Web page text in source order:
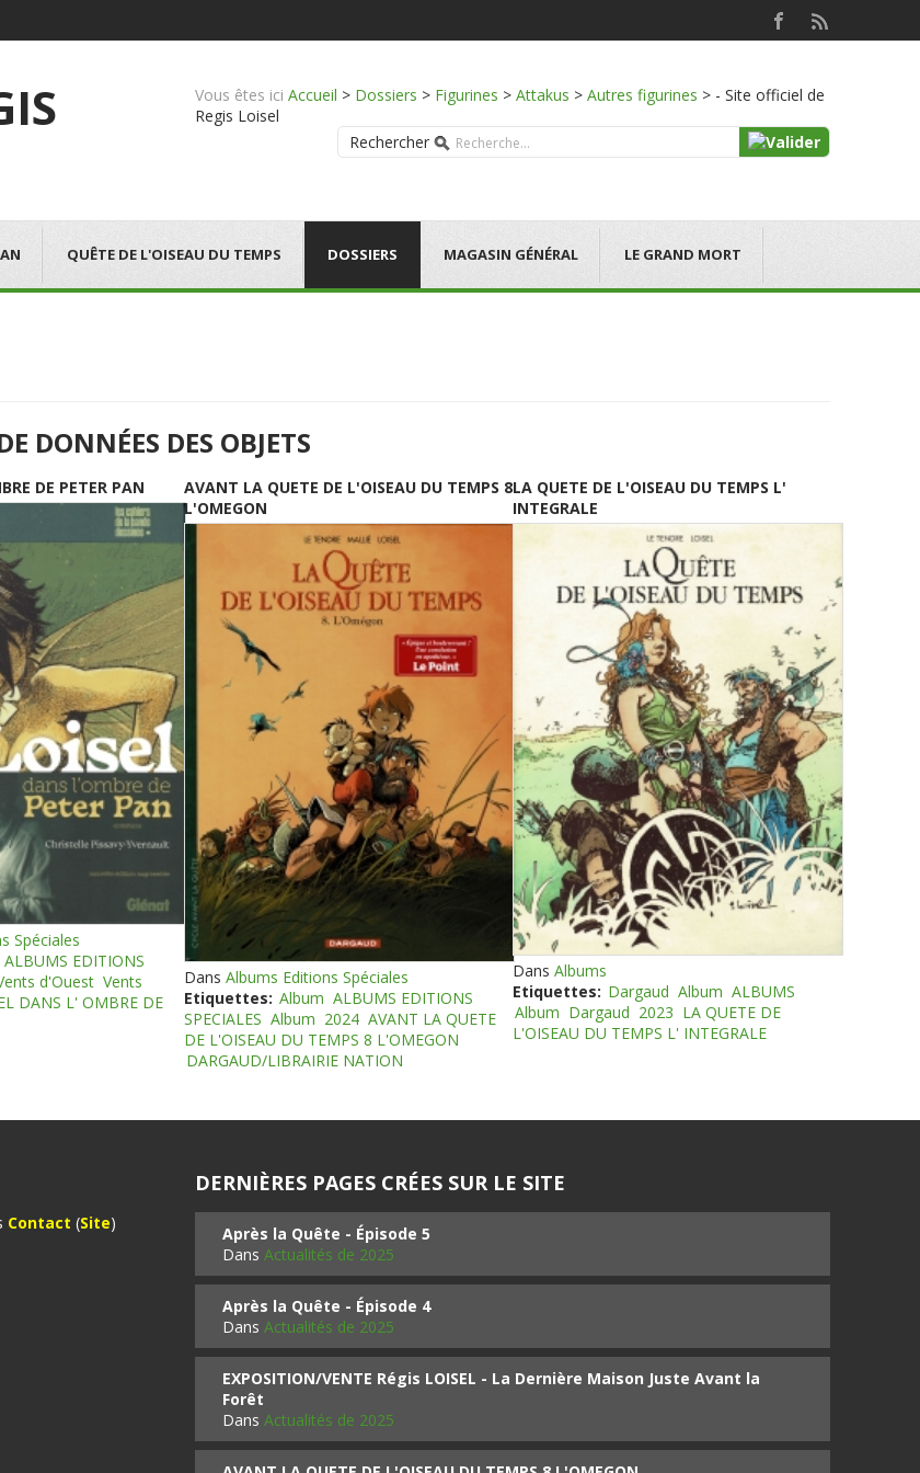
Vous êtes ici Accueil > Dossiers > Figurines > Attakus > Autres figurines > - Site officiel de
Regis Loisel
Rechercher
QUÊTE DE L'OISEAU DU TEMPS DOSSIERS MAGASIN GÉNÉRAL LE GRAND MORT
DONNÉES DES OBJETS
DE PETER PAN
Spéciales
ALBUMS EDITIONS
d'Ouest Vents
DANS L' OMBRE DE
AVANT LA QUETE DE L'OISEAU DU TEMPS 8
L'OMEGON
Dans Albums Editions Spéciales
Etiquettes: Album ALBUMS EDITIONS
SPECIALES Album 2024 AVANT LA QUETE
DE L'OISEAU DU TEMPS 8 L'OMEGON
DARGAUD/LIBRAIRIE NATION
LA QUETE DE L'OISEAU DU TEMPS L'
INTEGRALE
Dans Albums
Etiquettes: Dargaud Album ALBUMS
Album Dargaud 2023 LA QUETE DE
L'OISEAU DU TEMPS L' INTEGRALE
Contact (Site)
DERNIÈRES PAGES CRÉES SUR LE SITE
Après la Quête - Épisode 5
Dans Actualités de 2025
Après la Quête - Épisode 4
Dans Actualités de 2025
EXPOSITION/VENTE Régis LOISEL - La Dernière Maison Juste Avant la
Forêt
Dans Actualités de 2025